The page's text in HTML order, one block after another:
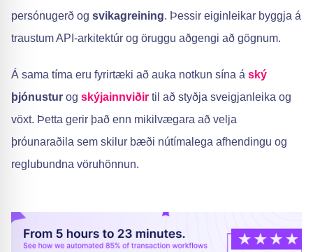
persónugerð og svikagreining. Þessir eiginleikar byggja á
traustum API-arkitektúr og öruggu aðgengi að gögnum.
Á sama tíma eru fyrirtæki að auka notkun sína á ský
þjónustur og skýjainnviðir til að styðja sveigjanleika og
vöxt. Þetta gerir það enn mikilvægara að velja
þróunaraðila sem skilur bæði nútímalega afhendingu og
reglubundna vöruhönnun.